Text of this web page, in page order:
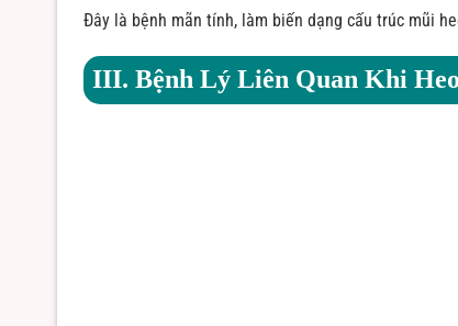
Đây là bệnh mãn tính, làm biến dạng cấu trúc mũi
III. Bệnh Lý Liên Quan Khi